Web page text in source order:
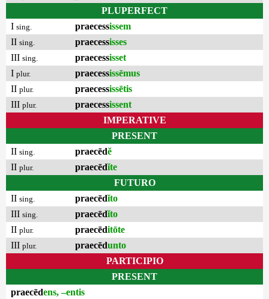
PLUPERFECT
I sing. praecessissem
II sing. praecessisses
III sing. praecessisset
I plur. praecessissēmus
II plur. praecessissētis
III plur. praecessissent
IMPERATIVE
PRESENT
II sing. praecēdĕ
II plur. praecēdĭte
FUTURO
II sing. praecēdĭto
III sing. praecēdĭto
II plur. praecēditōte
III plur. praecēdunto
PARTICIPIO
PRESENT
praecēdens, –entis